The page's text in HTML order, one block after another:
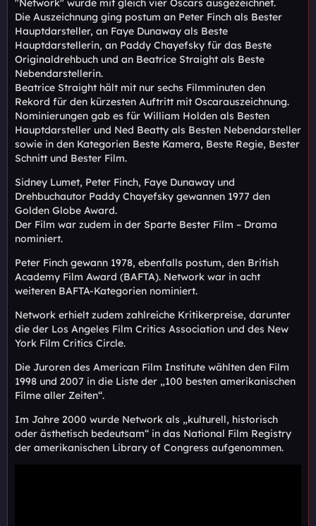
"Network" wurde mit gleich vier Oscars ausgezeichnet.
Die Auszeichnung ging postum an Peter Finch als Bester
Hauptdarsteller, an Faye Dunaway als Beste
Hauptdarstellerin, an Paddy Chayefsky für das Beste
Originaldrehbuch und an Beatrice Straight als Beste
Nebendarstellerin.
Beatrice Straight hält mit nur sechs Filmminuten den
Rekord für den kürzesten Auftritt mit Oscarauszeichnung.
Nominierungen gab es für William Holden als Besten
Hauptdarsteller und Ned Beatty als Besten Nebendarsteller
sowie in den Kategorien Beste Kamera, Beste Regie, Bester
Schnitt und Bester Film.
Sidney Lumet, Peter Finch, Faye Dunaway und
Drehbuchautor Paddy Chayefsky gewannen 1977 den
Golden Globe Award.
Der Film war zudem in der Sparte Bester Film – Drama
nominiert.
Peter Finch gewann 1978, ebenfalls postum, den British
Academy Film Award (BAFTA). Network war in acht
weiteren BAFTA-Kategorien nominiert.
Network erhielt zudem zahlreiche Kritikerpreise, darunter
die der Los Angeles Film Critics Association und des New
York Film Critics Circle.
Die Juroren des American Film Institute wählten den Film
1998 und 2007 in die Liste der „100 besten amerikanischen
Filme aller Zeiten“.
Im Jahre 2000 wurde Network als „kulturell, historisch
oder ästhetisch bedeutsam“ in das National Film Registry
der amerikanischen Library of Congress aufgenommen.